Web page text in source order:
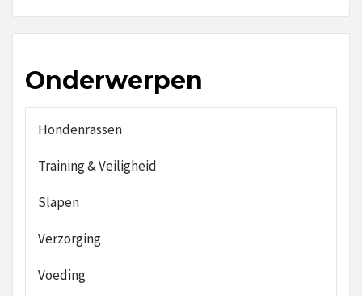
Onderwerpen
Hondenrassen
Training & Veiligheid
Slapen
Verzorging
Voeding